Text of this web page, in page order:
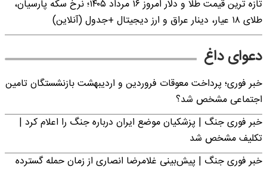
تازه ترین قیمت طلا و دلار امروز ۱۶ مرداد ۱۴۰۵؛ نرخ سکه پارسیان،
طلای ۱۸ عیار، دینار عراق و ارز دیجیتال +جدول (آنلاین)
دعوای داغ
خبر فوری؛ پرداخت معوقات فروردین و اردیبهشت بازنشستگان تامین
اجتماعی مشخص شد؟
خبر فوری جنگ | پزشکیان موضع ایران درباره جنگ را اعلام کرد |
تکلیف مشخص شد
خبر فوری جنگ | پیش‌بینی غلامرضا انصاری از زمان حمله گسترده